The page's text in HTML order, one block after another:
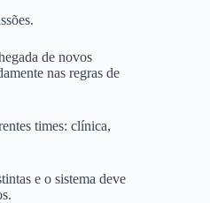
de novos
nas regras de
times: clínica,
e o sistema deve